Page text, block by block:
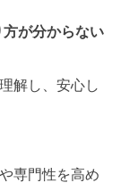
方が分からない
解し、安心し
専門性を高め